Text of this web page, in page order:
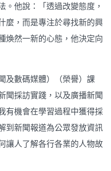
。他說：「透過改變態度，
麼，而是專注於尋找新的興
煥然一新的心態，他決定向
及數碼媒體）（榮譽）課
聞採訪實踐，以及廣播新聞
有機會在學習過程中獲得採
到新聞報道為公眾發放資訊
讓人了解各行各業的人物故